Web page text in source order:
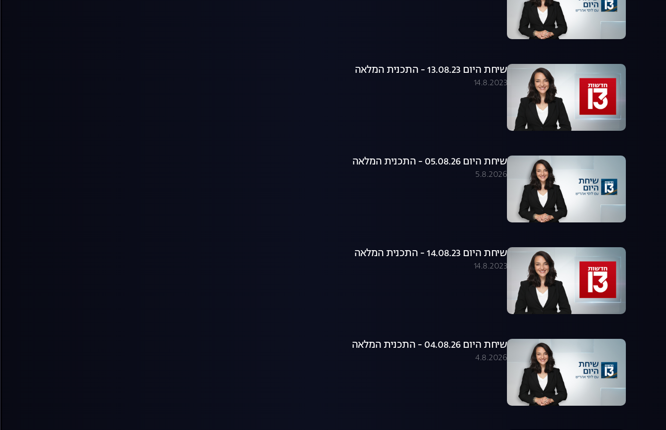
שיחת היום 13.08.23 - התכנית המלאה
14.8.2023
שיחת היום 05.08.26 - התכנית המלאה
5.8.2026
שיחת היום 14.08.23 - התכנית המלאה
14.8.2023
שיחת היום 04.08.26 - התכנית המלאה
4.8.2026